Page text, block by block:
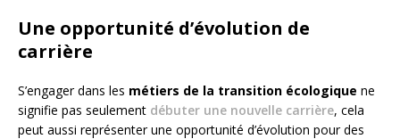
Une opportunité d’évolution de
carrière
S’engager dans les métiers de la transition écologique ne
signifie pas seulement débuter une nouvelle carrière, cela
peut aussi représenter une opportunité d’évolution pour des